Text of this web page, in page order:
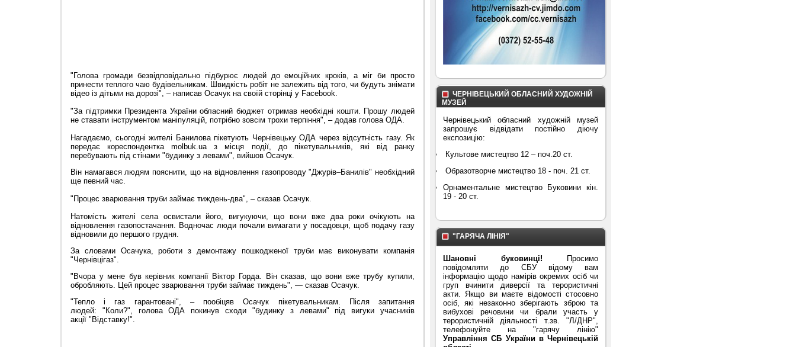
" Голова громади безвідповідально підбурює людей до емоційних кроків, а міг би просто
принести теплого чаю будівельникам. Швидкість робіт не залежить від того, чи будуть знімати
відео із дітьми на дорозі", – написав Осачук на своїй сторінці у Facebook.
"За підтримки Президента України обласний бюджет отримав необхідні кошти. Прошу людей
не ставати інструментом маніпуляцій, потрібно зовсім трохи терпіння", – додав голова ОДА.
Нагадаємо, сьогодні жителі Банилова пікетують Чернівецьку ОДА через відсутність газу. Як
передає кореспондентка molbuk.ua з місця події, до пікетувальників, які від ранку
перебувають під стінами "будинку з левами", вийшов Осачук.
Він намагався людям пояснити, що на відновлення газопроводу"Джурів–Банилів" необхідний
ще певний час.
" Процес зварювання труби займає тиждень-два", – сказав Осачук.
Натомість жителі села освистали його, вигукуючи, що вони вже два роки очікують на
відновлення газопостачання. Водночас люди почали вимагати у посадовця, щоб подачу газу
відновили до першого грудня.
За словами Осачука, роботи з демонтажу пошкодженої труби має виконувати компанія
"Чернівцігаз".
"Вчора у мене був керівник компанії Віктор Горда. Він сказав, що вони вже трубу купили,
обробляють. Цей процес зварювання труби займає тиждень", — сказав Осачук.
"Тепло і газ гарантовані", – пообіцяв Осачук пікетувальникам. Після запитання
людей: " Коли?", голова ОДА покинув сходи "будинку з левами" під вигуки учасників
акції " Відставку!".
ЧЕРНІВЕЦЬКИЙ ОБЛАСНИЙ ХУДОЖНІЙ
МУЗЕЙ
Чернівецький обласний художній музей
запрошує відвідати постійно діючу
експозицію:
Культове мистецтво 12 – поч.20 ст.
Образотворче мистецтво 18 - поч. 21 ст.
Орнаментальне мистецтво Буковини кін.
19 - 20 ст.
"ГАРЯЧА ЛІНІЯ"
Шановні буковинці! Просимо
повідомляти до СБУ відому вам
інформацію щодо намірів окремих осіб чи
груп вчинити диверсії та терористичні
акти. Якщо ви маєте відомості стосовно
осіб, які незаконно зберігають зброю та
вибухові речовини чи брали участь у
терористичній діяльності т.зв. "Л/ДНР",
телефонуйте на "гарячу лінію"
Управління СБ України в Чернівецькій